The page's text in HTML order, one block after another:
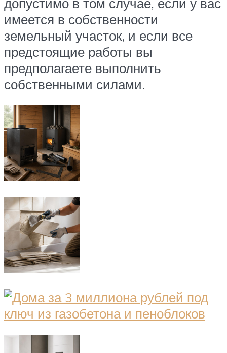
имеется в собственности
земельный участок, и если все
предстоящие работы вы
предполагаете выполнить
собственными силами.